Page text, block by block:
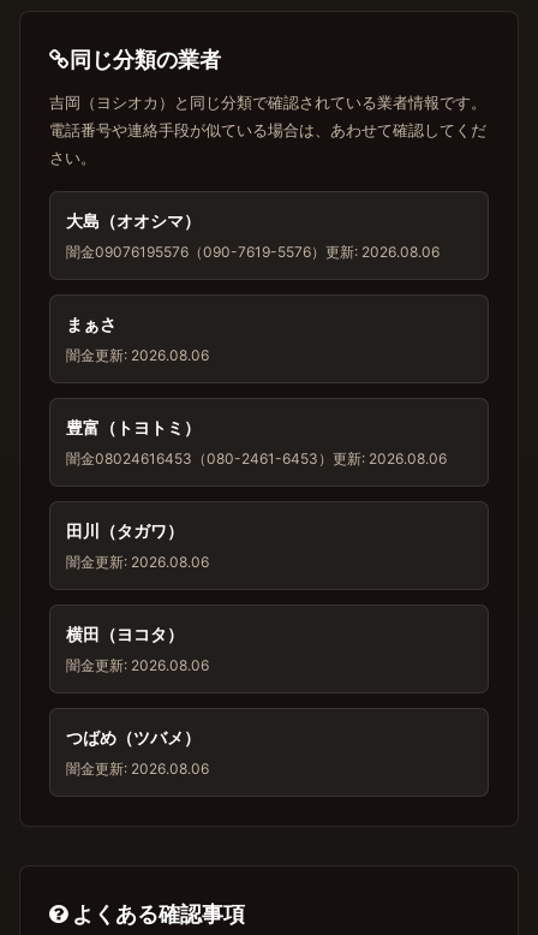
同じ分類の業者
吉岡（ヨシオカ）と同じ分類で確認されている業者情報です。
電話番号や連絡手段が似ている場合は、あわせて確認してくだ
さい。
大島（オオシマ）
闇金09076195576（090-7619-5576） 更新: 2026.08.06
まぁさ
闇金更新: 2026.08.06
豊富（トヨトミ）
闇金08024616453（080-2461-6453） 更新: 2026.08.06
田川（タガワ）
闇金更新: 2026.08.06
横田（ヨコタ）
闇金更新: 2026.08.06
つばめ（ツバメ）
闇金更新: 2026.08.06
よくある確認事項